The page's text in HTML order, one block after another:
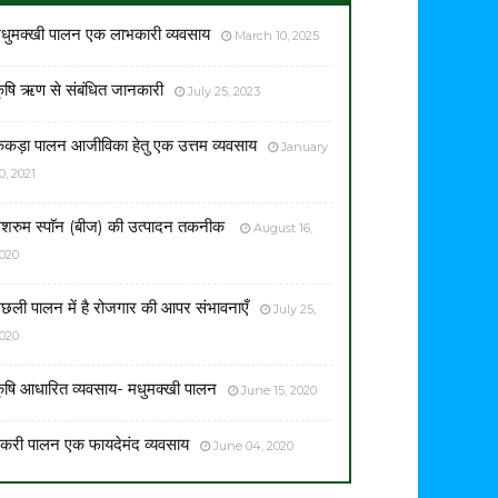
पालन एक लाभकारी व्यवसाय March 10, 2025
ऋण से संबंधित जानकारी July 25, 2023
पालन आजीविका हेतु एक उत्तम व्यवसाय
January
2021
स्पाॅन (बीज) की उत्पादन तकनीक
August 16,
पालन में है रोजगार की आपर संभावनाएँ
July 25,
आधारित व्यवसाय- मधुमक्खी पालन June 15, 2020
पालन एक फायदेमंद व्यवसाय June 04, 2020